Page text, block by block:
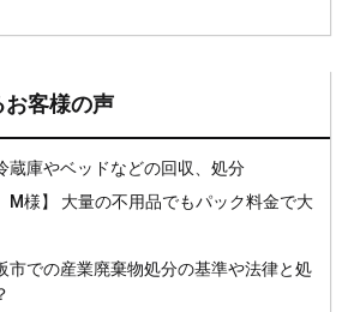
お客様の声
蔵庫やベッドなどの回収、処分
M様】 大量の不用品でもパック料金で大
市での産業廃棄物処分の基準や法律と処